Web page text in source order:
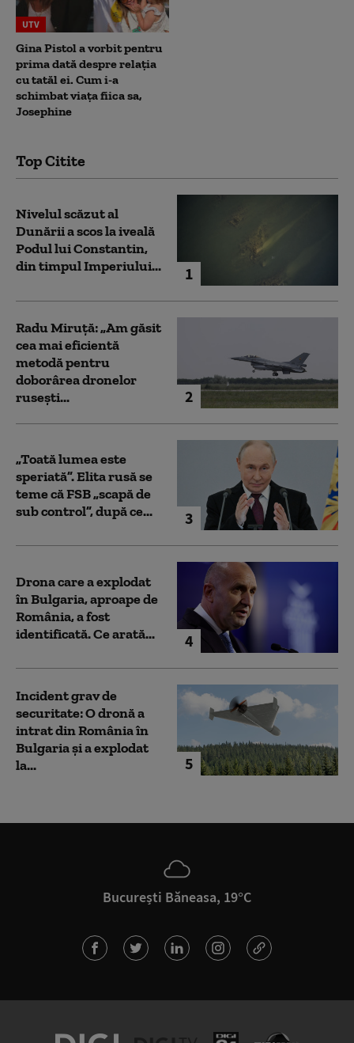
UTV
Gina Pistol a vorbit pentru
prima dată despre relația
cu tatăl ei. Cum i-a
schimbat viața fiica sa,
Josephine
Top Citite
1
Nivelul scăzut al
Dunării a scos la iveală
Podul lui Constantin,
din timpul Imperiului...
2
Radu Miruță: „Am găsit
cea mai eficientă
metodă pentru
doborârea dronelor
rusești...
3
„Toată lumea este
speriată”. Elita rusă se
teme că FSB „scapă de
sub control”, după ce...
4
Drona care a explodat
în Bulgaria, aproape de
România, a fost
identificată. Ce arată...
5
Incident grav de
securitate: O dronă a
intrat din România în
Bulgaria şi a explodat
la...
București Băneasa, 19°C